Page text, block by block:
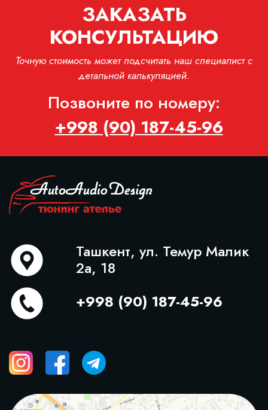
ЗАКАЗАТЬ
КОНСУЛЬТАЦИЮ
Точную стоимость может подсчитать наш специалист с
детальной калькуляцией.
Позвоните по номеру:
+998 (90) 187-45-96
Ташкент, ул. Темур Малик
2а, 18
+998 (90) 187-45-96